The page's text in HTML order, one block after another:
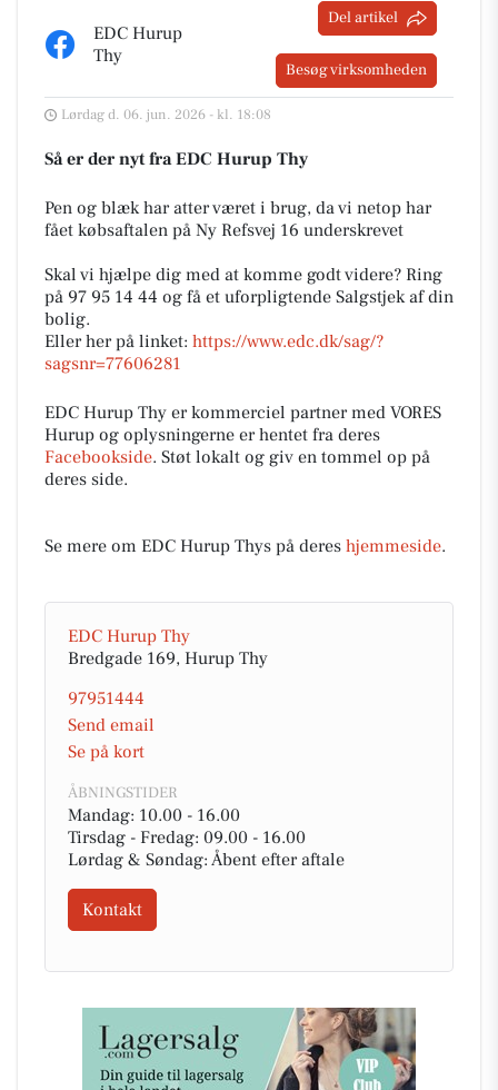
EDC Hurup
Thy
Del artikel
Besøg virksomheden
Lørdag d. 06. jun. 2026 - kl. 18:08
Så er der nyt fra EDC Hurup Thy
Pen og blæk har atter været i brug, da vi netop har
fået købsaftalen på Ny Refsvej 16 underskrevet
Skal vi hjælpe dig med at komme godt videre? Ring
på 97 95 14 44 og få et uforpligtende Salgstjek af din
bolig.
Eller her på linket: https://www.edc.dk/sag/?
sagsnr=77606281
EDC Hurup Thy er kommerciel partner med VORES
Hurup og oplysningerne er hentet fra deres
Facebookside. Støt lokalt og giv en tommel op på
deres side.
Se mere om EDC Hurup Thys på deres hjemmeside.
EDC Hurup Thy
Bredgade 169, Hurup Thy
97951444
Send email
Se på kort
ÅBNINGSTIDER
Mandag: 10.00 - 16.00
Tirsdag - Fredag: 09.00 - 16.00
Lørdag & Søndag: Åbent efter aftale
Kontakt